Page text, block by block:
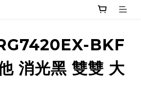
BKF
消光黑 雙雙 大